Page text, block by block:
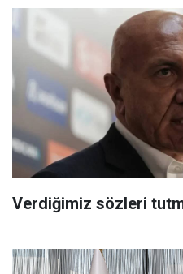
Verdiğimiz sözleri